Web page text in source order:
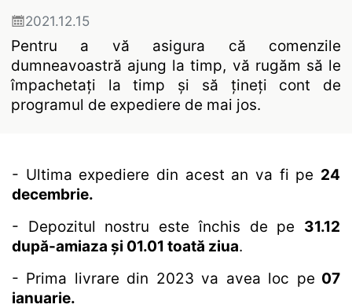
2021.12.15
Pentru a vă asigura că comenzile
dumneavoastră ajung la timp, vă rugăm să le
împachetați la timp și să țineți cont de
programul de expediere de mai jos.
- Ultima expediere din acest an va fi pe 24
decembrie.
- Depozitul nostru este închis de pe 31.12
după-amiaza și 01.01 toată ziua.
- Prima livrare din 2023 va avea loc pe 07
ianuarie.